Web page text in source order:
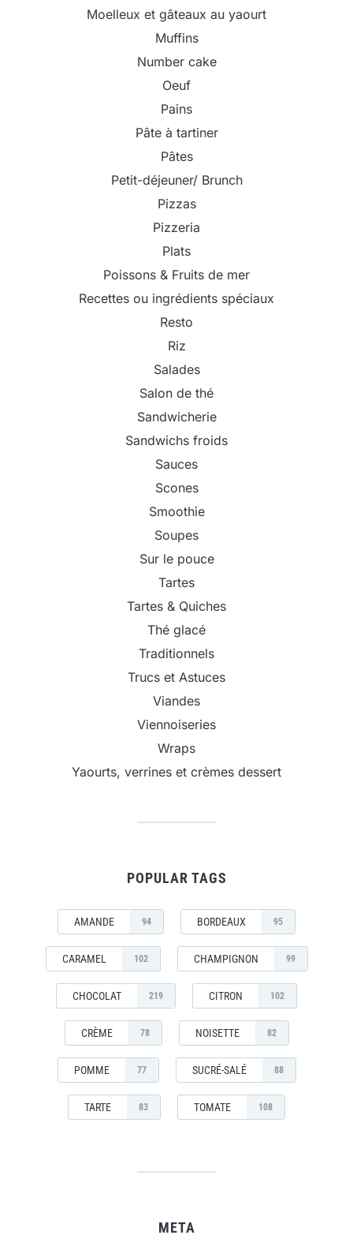
Moelleux et gâteaux au yaourt
Muffins
Number cake
Oeuf
Pains
Pâte à tartiner
Pâtes
Petit-déjeuner/ Brunch
Pizzas
Pizzeria
Plats
Poissons & Fruits de mer
Recettes ou ingrédients spéciaux
Resto
Riz
Salades
Salon de thé
Sandwicherie
Sandwichs froids
Sauces
Scones
Smoothie
Soupes
Sur le pouce
Tartes
Tartes & Quiches
Thé glacé
Traditionnels
Trucs et Astuces
Viandes
Viennoiseries
Wraps
Yaourts, verrines et crèmes dessert
POPULAR TAGS
AMANDE 94 BORDEAUX 95
CARAMEL 102 CHAMPIGNON 99
CHOCOLAT 219 CITRON 102
CRÈME 78 NOISETTE 82
POMME 77 SUCRÉ-SALÉ 88
TARTE 83 TOMATE 108
META